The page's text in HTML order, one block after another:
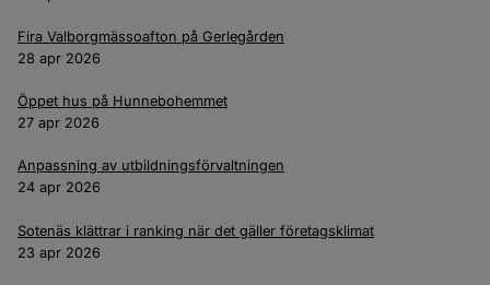
Fira Valborgmässoafton på Gerlegården
28 apr 2026
Öppet hus på Hunnebohemmet
27 apr 2026
Anpassning av utbildningsförvaltningen
24 apr 2026
Sotenäs klättrar i ranking när det gäller företagsklimat
23 apr 2026